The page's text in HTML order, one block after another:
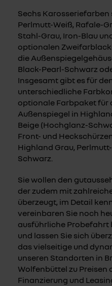
Sechs Karosseriefarben
Perlmutt-Weiß, Rafale-
Stahl-Grau, Iron-Blau
optionalen
die
Black-Pearl-Schwarz
Insgesamt gibt es für
unterschiedliche
optionale Farbpaket für
Außenspiegel in
Beige (Hochglanz-
Front- und
Highland Grau,
Schwarz.
Sie wollen den
der zudem mit
überzeugt, im Detail
vereinbaren Sie noch
ausführliche Probefahrt
und lassen Sie sich
das vielseitige und
unseren Standorten in
Wolfenbüttel zu Preisen
Finanzierung und